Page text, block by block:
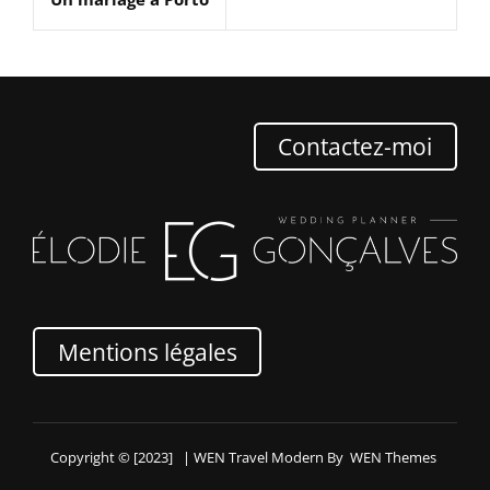
l’article
Contactez-moi
Mentions légales
Copyright © [2023] | WEN Travel Modern By WEN Themes